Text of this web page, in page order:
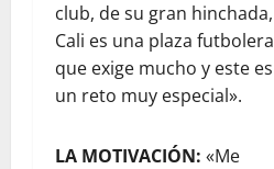
club, de su gran hinchada,
Cali es una plaza futbolera
que exige mucho y este es
un reto muy especial».
LA MOTIVACIÓN: «Me